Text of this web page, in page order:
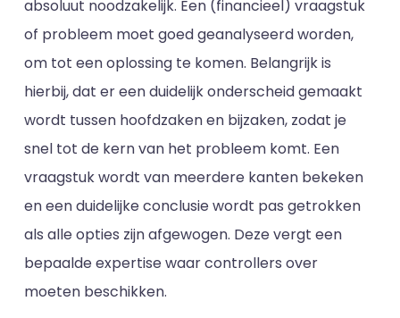
absoluut noodzakelijk. Een (financieel) vraagstuk
of probleem moet goed geanalyseerd worden,
om tot een oplossing te komen. Belangrijk is
hierbij, dat er een duidelijk onderscheid gemaakt
wordt tussen hoofdzaken en bijzaken, zodat je
snel tot de kern van het probleem komt. Een
vraagstuk wordt van meerdere kanten bekeken
en een duidelijke conclusie wordt pas getrokken
als alle opties zijn afgewogen. Deze vergt een
bepaalde expertise waar controllers over
moeten beschikken.